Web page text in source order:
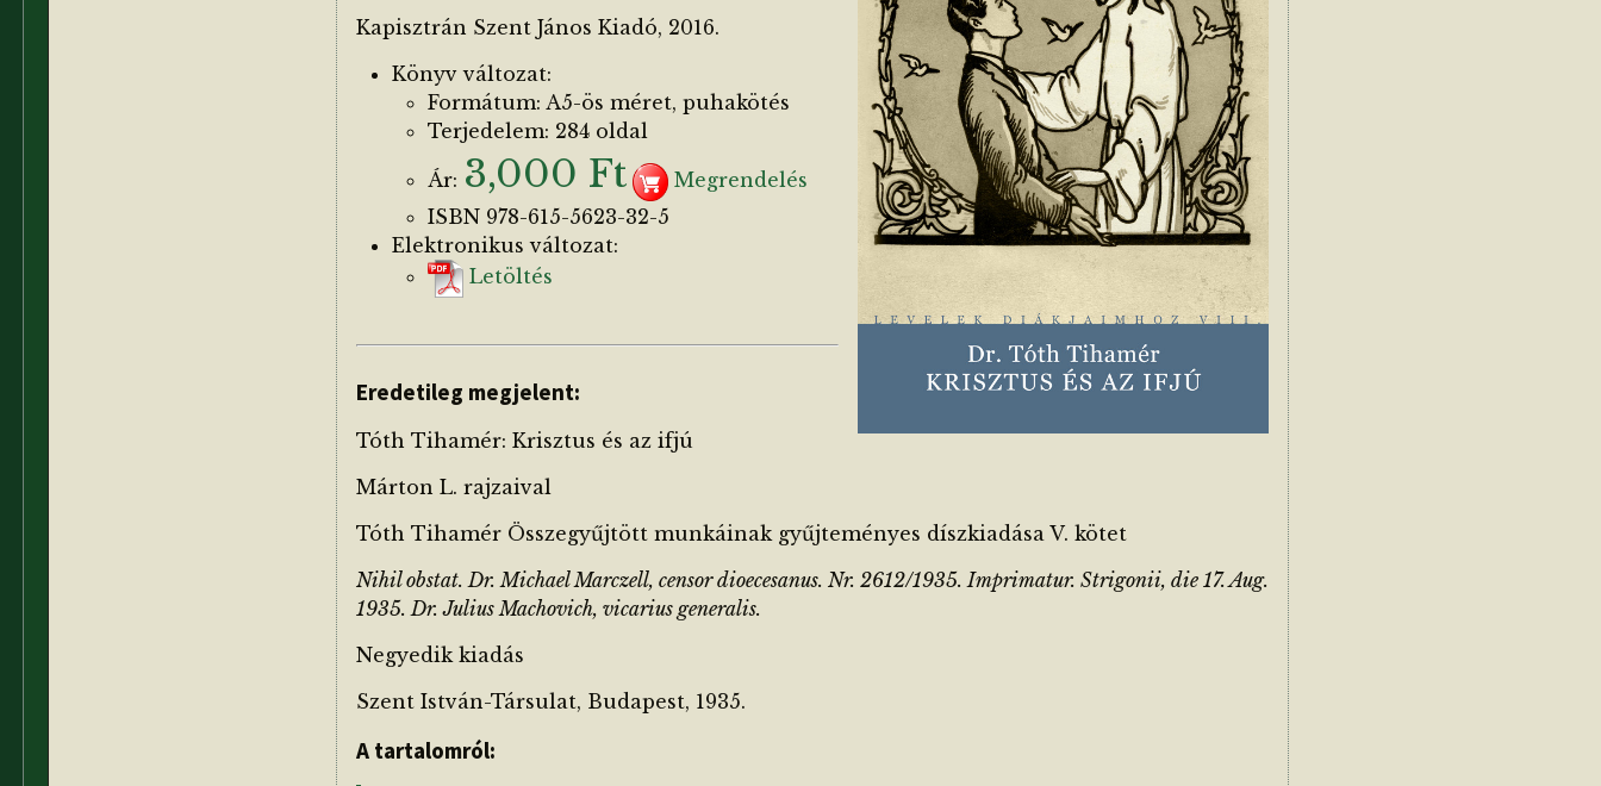
Kapisztrán Szent János Kiadó, 2016.
Könyv változat:
Formátum: A5-ös méret, puhakötés
Terjedelem: 284 oldal
Ár: 3,000 Ft
Megrendelés
ISBN 978-615-5623-32-5
Elektronikus változat:
Letöltés
Eredetileg megjelent:
Tóth Tihamér: Krisztus és az ifjú
Márton L. rajzaival
Tóth Tihamér Összegyűjtött munkáinak gyűjteményes díszkiadása V. kötet
Nihil obstat. Dr. Michael Marczell, censor dioecesanus. Nr. 2612/1935. Imprimatur. Strigonii, die 17. Aug.
1935. Dr. Julius Machovich, vicarius generalis.
Negyedik kiadás
Szent István-Társulat, Budapest, 1935.
A tartalomról: